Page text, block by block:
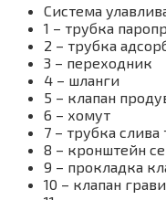
Система
1 – трубка
2 – трубка
3 – переходник
4 – шланги
5 – клапан
6 – хомут
7 – трубка слива
8 – кронштейн
9 – прокладка
10 – клапан